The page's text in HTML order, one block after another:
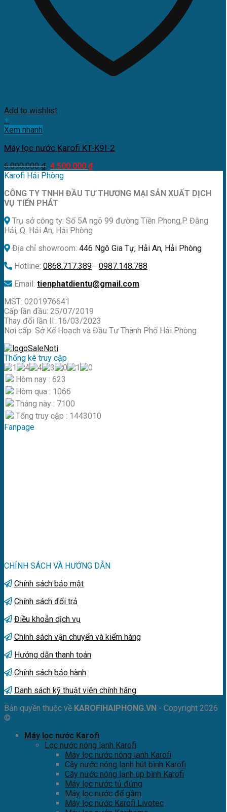
Add to wishlist
+
Xem nhanh
Máy lọc nước Karofi KT-K9I-2
6.090.000₫ Giá
gốc
6.090.000 ₫.
4.500.000 ₫Giá
là:
Karofi Hải Phòng
CÔNG TY TNHH ĐẦU TƯ THƯƠNG MẠI SẢN XUẤT DỊCH
VỤ TIẾN PHÁT
Trụ sở công ty: Số 5A ngõ 99 đường Tiền Phong,P. Đằng
Hải, Q. Hải An, Hải Phòng
Địa chỉ showroom: 446 Ngô Gia Tự, Hải An, Hải Phòng
Hotline: 0868.717.389 - 0987.148.788
Email: tienphatdientu@gmail.com
MST: 0201976641
Cấp lần đầu: 25/07/2019
Thay đổi lần II: 16/03/2023
Nơi cấp: Sở Kế Hoạch và Đầu Tư Thành Phố Hải Phòng
Thống kê truy cập
Hôm nay : 623
Hôm qua : 1066
Tháng này : 7100
Tổng truy cập : 1443010
Fanpage
CHÍNH SÁCH VÀ HƯỚNG DẪN
Chính sách bảo mật
Chính sách đổi trả
Điều khoản dịch vụ
Chính sách vận chuyển và kiểm hàng
Hướng dẫn thanh toán
Chính sách bảo hành
Danh sách kỹ thuật viên chính hãng
Bản quyền thuộc về KAROFIHAIPHONG.VN - Copyright 2026
©
Máy lọc nước Karofi
Lọc nước nóng lạnh Karofi
Máy lọc nước nóng lạnh Karofi
Cây nước nóng lạnh hút bình Karofi
Cây nước nóng lạnh úp bình Karofi
Máy lọc nước tủ đứng
Máy lọc nước để gầm
Máy lọc nước Karofi Livotec